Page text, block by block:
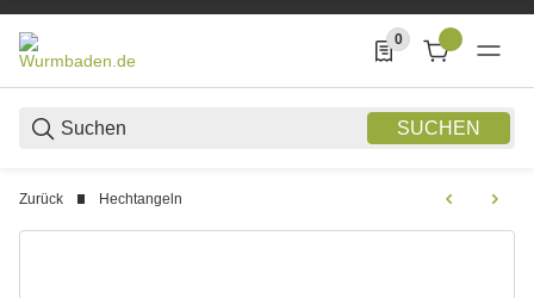
SUCHEN
0
0 Produkte in der
Zurück Hechtangeln